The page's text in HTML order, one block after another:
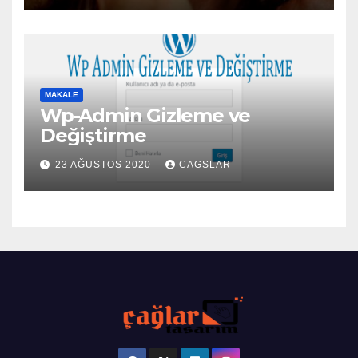
MAKALE
Wp-Admin Gizleme ve
Değiştirme
23 AĞUSTOS 2020 CAGSLAR